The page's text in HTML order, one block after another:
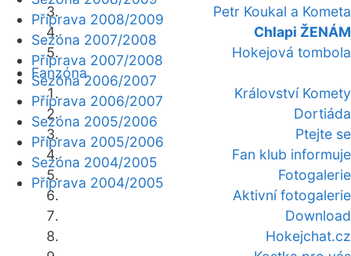
Petr Koukal a Kometa
Chlapi ŽENÁM
Hokejová tombola
Fanzóna
Království Komety
Dortiáda
Ptejte se
Fan klub informuje
Fotogalerie
Aktivní fotogalerie
Download
Hokejchat.cz
Příprava 2008/2009
Sezóna 2007/2008
Příprava 2007/2008
Sezóna 2006/2007
Příprava 2006/2007
Sezóna 2005/2006
Příprava 2005/2006
Sezóna 2004/2005
Příprava 2004/2005